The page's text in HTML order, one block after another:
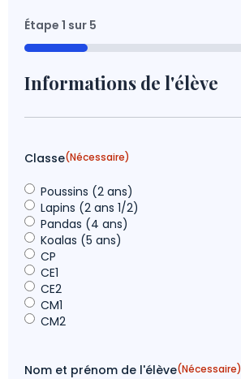
Étape 1 sur 5
20%
Informations de l'élève
Classe(Nécessaire)
Poussins (2 ans)
Lapins (2 ans 1/2)
Pandas (4 ans)
Koalas (5 ans)
CP
CE1
CE2
CM1
CM2
Nom et prénom de l'élève(Nécessaire)
JJ
slash